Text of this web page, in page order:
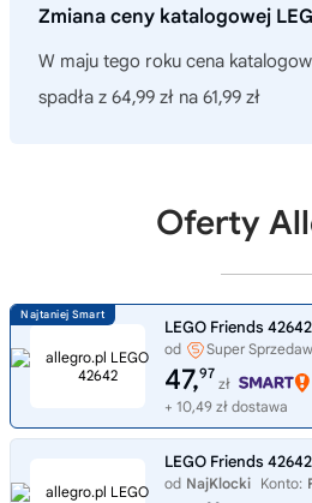
Zmiana ceny katalogowej
W maju tego roku cena
spadła z 64,99 zł na 61,99 zł
Oferty
od Super
47,97
zł
+ 10,49 zł dostawa
od NajKlocki Konto: